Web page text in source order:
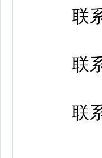
联系
联系
联系